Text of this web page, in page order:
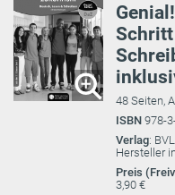
48 Seiten,
ISBN 978-
Verlag:
Hersteller
Preis
3,90 €